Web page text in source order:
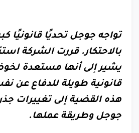
تواجه جوجل تحديًا قانونيًا
بالاحتكار. قررت الشركة
يشير إلى أنها مستعدة
قانونية طويلة للدفاع عن
هذه القضية إلى تغييرات
جوجل وطريقة عملها.